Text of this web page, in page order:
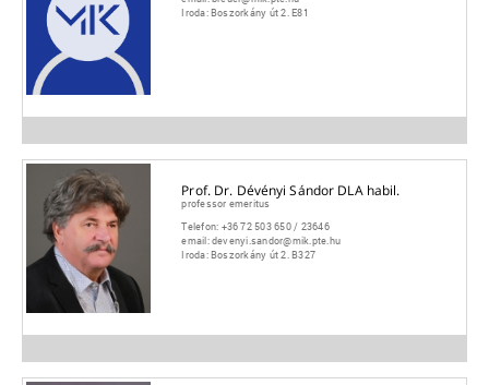
Iroda:Boszorkány út 2. E81
Prof. Dr. Dévényi Sándor DLA habil.
professor emeritus
Telefon: +36 72 503 650 / 23646
email:devenyi.sandor@mik.pte.hu
Iroda:Boszorkány út 2. B327